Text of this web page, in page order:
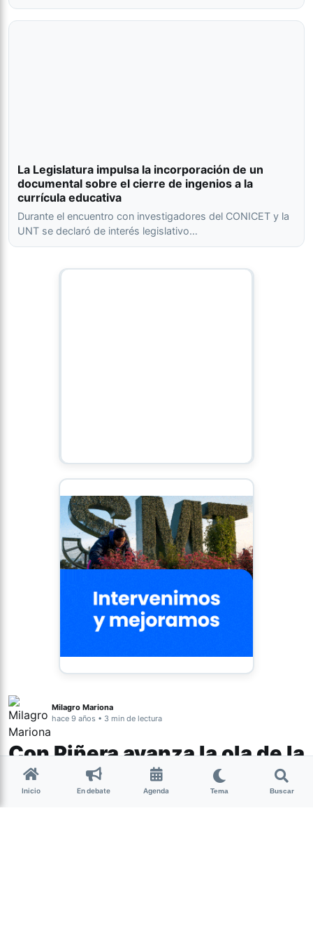
La Legislatura impulsa la incorporación de un
documental sobre el cierre de ingenios a la
currícula educativa
Durante el encuentro con investigadores del CONICET y la
UNT se declaró de interés legislativo…
Milagro Mariona
hace 9 años • 3 min de lectura
Con Piñera avanza la ola de la
derecha
Inicio En debate Agenda Tema Buscar